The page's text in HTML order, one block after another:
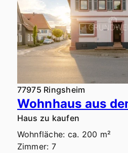
77975 Ringsheim
Haus zu kaufen
Wohnfläche: ca. 200 m²
Zimmer: 7